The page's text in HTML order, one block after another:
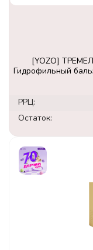
[YOZO]
Гидрофильный
РРЦ:
Остаток: